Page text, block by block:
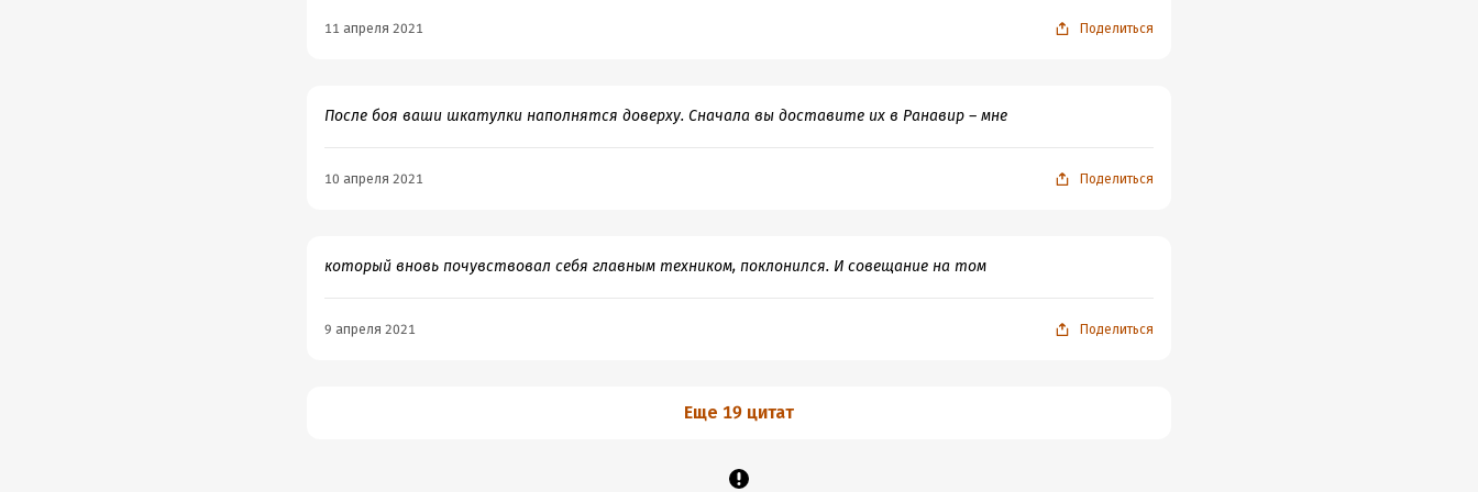
11 апреля 2021 Поделиться
После боя ваши шкатулки наполнятся доверху. Сначала вы доставите их в Ранавир – мне
10 апреля 2021 Поделиться
который вновь почувствовал себя главным техником, поклонился. И совещание на том
9 апреля 2021 Поделиться
Еще 19 цитат